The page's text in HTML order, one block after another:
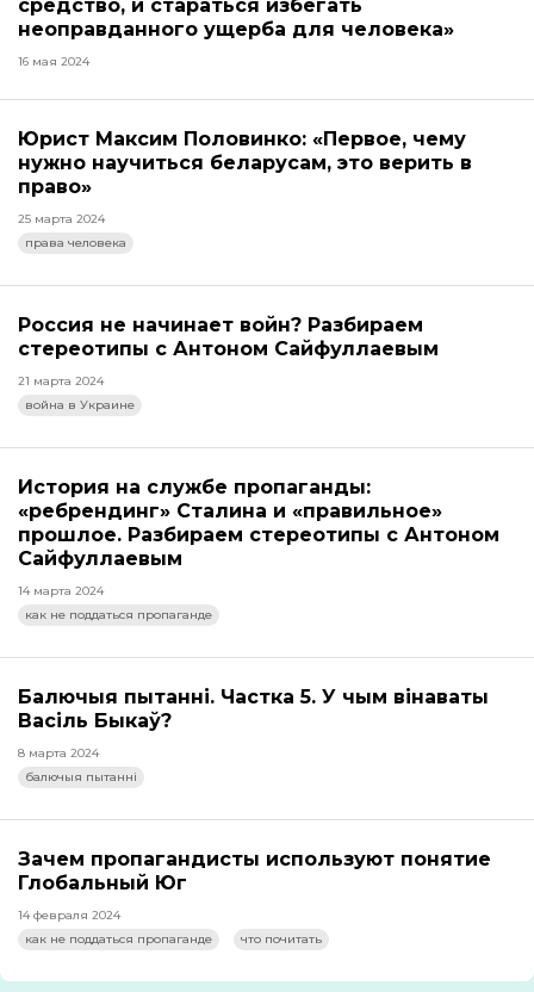
средство, и стараться избегать
неоправданного ущерба для человека»
16 мая 2024
Юрист Максим Половинко: «Первое, чему
нужно научиться беларусам, это верить в
право»
25 марта 2024
права человека
Россия не начинает войн? Разбираем
стереотипы с Антоном Сайфуллаевым
21 марта 2024
война в Украине
История на службе пропаганды:
«ребрендинг» Сталина и «правильное»
прошлое. Разбираем стереотипы с Антоном
Сайфуллаевым
14 марта 2024
как не поддаться пропаганде
Балючыя пытанні. Частка 5. У чым вінаваты
Васіль Быкаў?
8 марта 2024
балючыя пытанні
Зачем пропагандисты используют понятие
Глобальный Юг
14 февраля 2024
как не поддаться пропаганде
что почитать